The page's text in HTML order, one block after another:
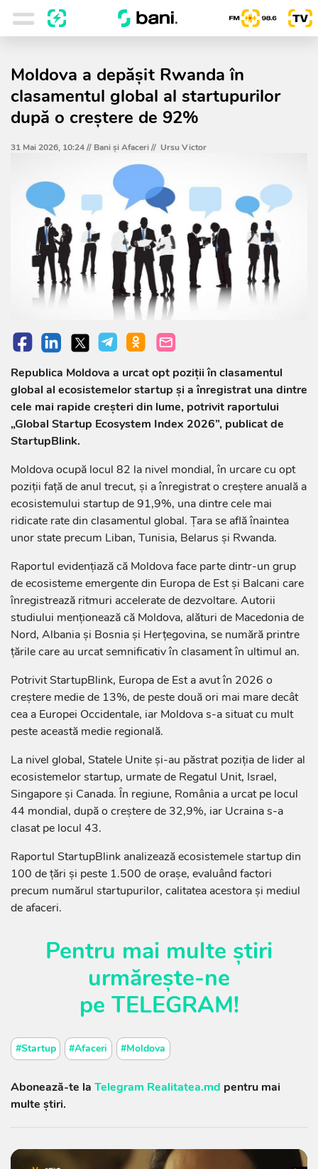
Moldova a depășit Rwanda în
clasamentul global al startupurilor
după o creștere de 92%
31 Mai 2026, 10:24 // Bani și Afaceri// Ursu Victor
Republica Moldova a urcat opt poziții în clasamentul
global al ecosistemelor startup și a înregistrat una dintre
cele mai rapide creșteri din lume, potrivit raportului
„Global Startup Ecosystem Index 2026”, publicat de
StartupBlink.
Moldova ocupă locul 82 la nivel mondial, în urcare cu opt
poziții față de anul trecut, și a înregistrat o creștere anuală a
ecosistemului startup de 91,9%, una dintre cele mai
ridicate rate din clasamentul global. Țara se află înaintea
unor state precum Liban, Tunisia, Belarus și Rwanda.
Raportul evidențiază că Moldova face parte dintr-un grup
de ecosisteme emergente din Europa de Est și Balcani care
înregistrează ritmuri accelerate de dezvoltare. Autorii
studiului menționează că Moldova, alături de Macedonia de
Nord, Albania și Bosnia și Herțegovina, se numără printre
țările care au urcat semnificativ în clasament în ultimul an.
Potrivit StartupBlink, Europa de Est a avut în 2026 o
creștere medie de 13%, de peste două ori mai mare decât
cea a Europei Occidentale, iar Moldova s-a situat cu mult
peste această medie regională.
La nivel global, Statele Unite și-au păstrat poziția de lider al
ecosistemelor startup, urmate de Regatul Unit, Israel,
Singapore și Canada. În regiune, România a urcat pe locul
44 mondial, după o creștere de 32,9%, iar Ucraina s-a
clasat pe locul 43.
Raportul StartupBlink analizează ecosistemele startup din
100 de țări și peste 1.500 de orașe, evaluând factori
precum numărul startupurilor, calitatea acestora și mediul
de afaceri.
Pentru mai multe știri
urmărește-ne
pe TELEGRAM!
#Startup #Afaceri #Moldova
Abonează-te la Telegram Realitatea.md pentru mai
multe știri.